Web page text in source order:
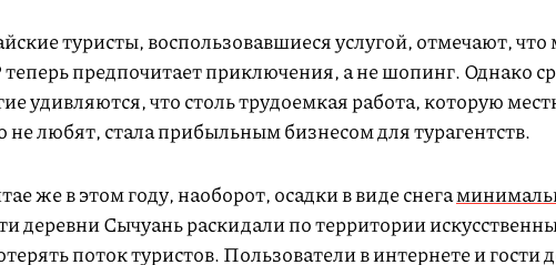
туристы, воспользовавшиеся услугой, отмечают,
предпочитает приключения, а не шопинг. Однако
удивляются, что столь трудоемкая работа, которую
не любят, стала прибыльным бизнесом для турагентств.
же в этом году, наоборот, осадки в виде снега
деревни Сычуань раскидали по территории
поток туристов. Пользователи в интернете и гости